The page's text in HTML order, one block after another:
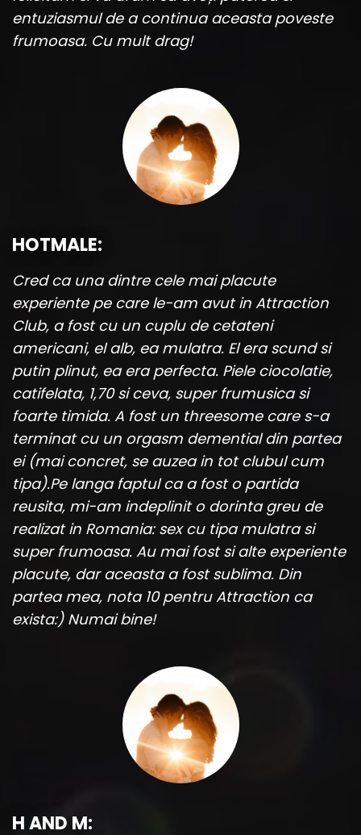
entuziasmul de a continua aceasta poveste
frumoasa. Cu mult drag!
HOTMALE:
Cred ca una dintre cele mai placute
experiente pe care le-am avut in Attraction
Club, a fost cu un cuplu de cetateni
americani, el alb, ea mulatra. El era scund si
putin plinut, ea era perfecta. Piele ciocolatie,
catifelata, 1,70 si ceva, super frumusica si
foarte timida. A fost un threesome care s-a
terminat cu un orgasm demential din partea
ei (mai concret, se auzea in tot clubul cum
tipa).Pe langa faptul ca a fost o partida
reusita, mi-am indeplinit o dorinta greu de
realizat in Romania: sex cu tipa mulatra si
super frumoasa. Au mai fost si alte experiente
placute, dar aceasta a fost sublima. Din
partea mea, nota 10 pentru Attraction ca
exista:) Numai bine!
H AND M: